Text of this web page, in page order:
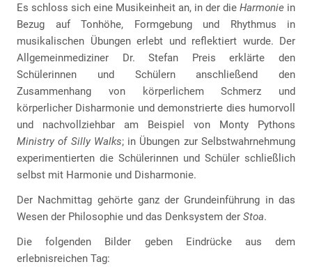
Es schloss sich eine Musikeinheit an, in der die Harmonie in
Bezug auf Tonhöhe, Formgebung und Rhythmus in
musikalischen Übungen erlebt und reflektiert wurde. Der
Allgemeinmediziner Dr. Stefan Preis erklärte den
Schülerinnen und Schülern anschließend den
Zusammenhang von körperlichem Schmerz und
körperlicher Disharmonie und demonstrierte dies humorvoll
und nachvollziehbar am Beispiel von Monty Pythons
Ministry of Silly Walks; in Übungen zur Selbstwahrnehmung
experimentierten die Schülerinnen und Schüler schließlich
selbst mit Harmonie und Disharmonie.
Der Nachmittag gehörte ganz der Grundeinführung in das
Wesen der Philosophie und das Denksystem der Stoa.
Die folgenden Bilder geben Eindrücke aus dem
erlebnisreichen Tag: